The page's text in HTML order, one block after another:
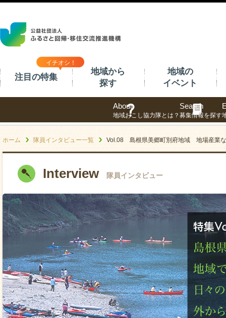
イチオシ！
注目の特集
地域から
探す
地域の
イベント
About
地域おこし協力隊とは？
Search
募集情報を探す
ホーム 隊員インタビュー一覧 Vol.08 島根県美郷町別府地域 地場産業な
Interview 隊員インタビュー